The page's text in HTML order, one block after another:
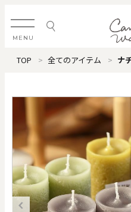
MENU
ログイン・新規会員登録
お気に入り一覧
すべてのアイテム
TOP 全てのアイテム ナ